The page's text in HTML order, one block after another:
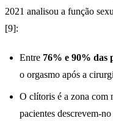
2021 analisou a função
[9]:
Entre 76% e 90% das
o orgasmo após a
O clítoris é a zona com
pacientes descrevem-